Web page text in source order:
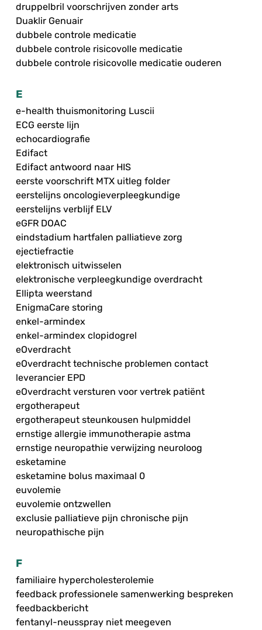
druppelbril voorschrijven zonder arts
Duaklir Genuair
dubbele controle medicatie
dubbele controle risicovolle medicatie
dubbele controle risicovolle medicatie ouderen
E
e-health thuismonitoring Luscii
ECG eerste lijn
echocardiografie
Edifact
Edifact antwoord naar HIS
eerste voorschrift MTX uitleg folder
eerstelijns oncologieverpleegkundige
eerstelijns verblijf ELV
eGFR DOAC
eindstadium hartfalen palliatieve zorg
ejectiefractie
elektronisch uitwisselen
elektronische verpleegkundige overdracht
Ellipta weerstand
EnigmaCare storing
enkel-armindex
enkel-armindex clopidogrel
eOverdracht
eOverdracht technische problemen contact
leverancier EPD
eOverdracht versturen voor vertrek patiënt
ergotherapeut
ergotherapeut steunkousen hulpmiddel
ernstige allergie immunotherapie astma
ernstige neuropathie verwijzing neuroloog
esketamine
esketamine bolus maximaal 0
euvolemie
euvolemie ontzwellen
exclusie palliatieve pijn chronische pijn
neuropathische pijn
F
familiaire hypercholesterolemie
feedback professionele samenwerking bespreken
feedbackbericht
fentanyl-neusspray niet meegeven